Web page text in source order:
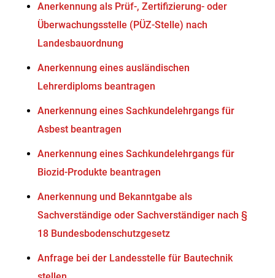
Anerkennung als Prüf-, Zertifizierung- oder
Überwachungsstelle (PÜZ-Stelle) nach
Landesbauordnung
Anerkennung eines ausländischen
Lehrerdiploms beantragen
Anerkennung eines Sachkundelehrgangs für
Asbest beantragen
Anerkennung eines Sachkundelehrgangs für
Biozid-Produkte beantragen
Anerkennung und Bekanntgabe als
Sachverständige oder Sachverständiger nach §
18 Bundesbodenschutzgesetz
Anfrage bei der Landesstelle für Bautechnik